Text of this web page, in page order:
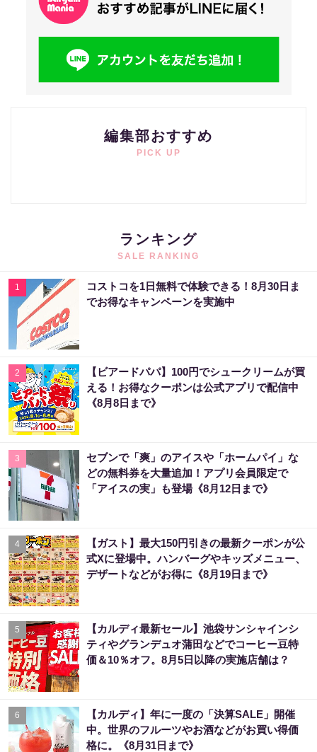
編集部おすすめ
PICK UP
ランキング
SALE RANKING
1
コストコを1日無料で体験できる！8月30日ま
でお得なキャンペーンを実施中
2
【ビアードパパ】100円でシュークリームが買
える！お得なクーポンは公式アプリで配信中
《8月8日まで》
3
セブンで「爽」のアイスや「ホームパイ」な
どの無料券を大量追加！アプリ会員限定で
「アイスの実」も登場《8月12日まで》
4
【ガスト】最大150円引きの最新クーポンが公
式Xに登場中。ハンバーグやキッズメニュー、
デザートなどがお得に《8月19日まで》
5
【カルディ最新セール】池袋サンシャインシ
ティやグランデュオ蒲田などでコーヒー豆特
価＆10％オフ。8月5日以降の実施店舗は？
6
【カルディ】年に一度の「決算SALE」開催
中。世界のフルーツやお酒などがお買い得価
格に。《8月31日まで》